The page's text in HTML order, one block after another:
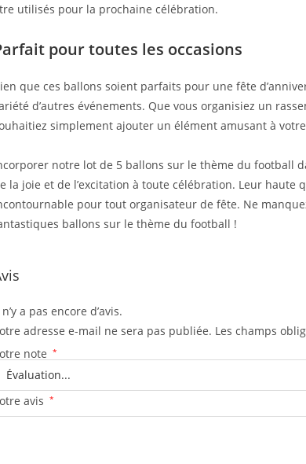
utilisés pour la prochaine célébration.
pour toutes les occasions
que ces ballons soient parfaits pour une fête
d’autres événements. Que vous organisiez un
simplement ajouter un élément amusant à
notre lot de 5 ballons sur le thème du football
la joie et de l’excitation à toute célébration. Leur
pour tout organisateur de fête. Ne
ballons sur le thème du football !
a pas encore d’avis.
adresse e-mail ne sera pas publiée. Les champs
note *
avis *